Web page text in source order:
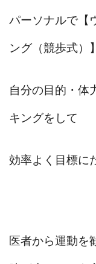
パーソナルで【
ング（競歩式）
自分の目的・体
キングをして
効率よく目標に
医者から運動を